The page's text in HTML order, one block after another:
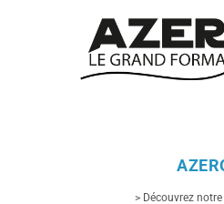
> Découvrez